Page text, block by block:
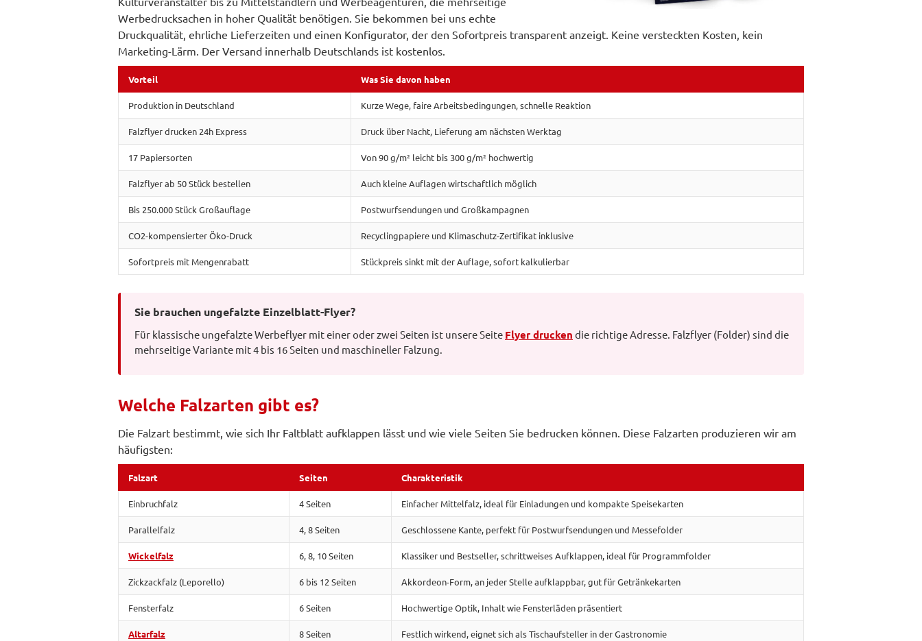
Werbedrucksachen in hoher Qualität benötigen. Sie bekommen bei uns echte
Druckqualität, ehrliche Lieferzeiten und einen Konfigurator, der den Sofortpreis transparent anzeigt. Keine versteckten Kosten, kein
Marketing-Lärm. Der Versand innerhalb Deutschlands ist kostenlos.
Vorteil Was Sie davon haben
Produktion in Deutschland Kurze Wege, faire Arbeitsbedingungen, schnelle Reaktion
Falzflyer drucken 24h Express Druck über Nacht, Lieferung am nächsten Werktag
17 Papiersorten Von 90 g/m² leicht bis 300 g/m² hochwertig
Falzflyer ab 50 Stück bestellen Auch kleine Auflagen wirtschaftlich möglich
Bis 250.000 Stück Großauflage Postwurfsendungen und Großkampagnen
CO2-kompensierter Öko-Druck Recyclingpapiere und Klimaschutz-Zertifikat inklusive
Sofortpreis mit Mengenrabatt Stückpreis sinkt mit der Auflage, sofort kalkulierbar
Sie brauchen ungefalzte Einzelblatt-Flyer?
Für klassische ungefalzte Werbeflyer mit einer oder zwei Seiten ist unsere Seite Flyer drucken die richtige Adresse. Falzflyer (Folder) sind die
mehrseitige Variante mit 4 bis 16 Seiten und maschineller Falzung.
Welche Falzarten gibt es?
Die Falzart bestimmt, wie sich Ihr Faltblatt aufklappen lässt und wie viele Seiten Sie bedrucken können. Diese Falzarten produzieren wir am
häufigsten:
Falzart Seiten Charakteristik
Einbruchfalz 4 Seiten Einfacher Mittelfalz, ideal für Einladungen und kompakte Speisekarten
Parallelfalz 4, 8 Seiten Geschlossene Kante, perfekt für Postwurfsendungen und Messefolder
Wickelfalz 6, 8, 10 Seiten Klassiker und Bestseller, schrittweises Aufklappen, ideal für Programmfolder
Zickzackfalz (Leporello) 6 bis 12 Seiten Akkordeon-Form, an jeder Stelle aufklappbar, gut für Getränkekarten
Fensterfalz 6 Seiten Hochwertige Optik, Inhalt wie Fensterläden präsentiert
Altarfalz 8 Seiten Festlich wirkend, eignet sich als Tischaufsteller in der Gastronomie